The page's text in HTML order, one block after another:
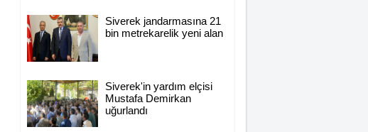
Siverek jandarmasına 21
bin metrekarelik yeni alan
Siverek'in yardım elçisi
Mustafa Demirkan
uğurlandı